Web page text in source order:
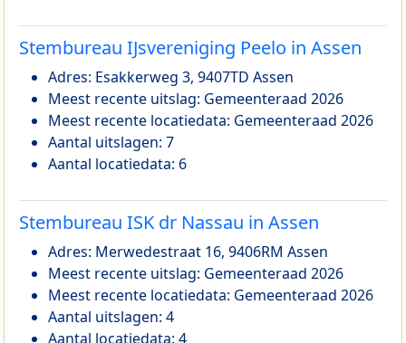
Stembureau IJsvereniging Peelo in Assen
Adres: Esakkerweg 3, 9407TD Assen
Meest recente uitslag: Gemeenteraad 2026
Meest recente locatiedata: Gemeenteraad 2026
Aantal uitslagen: 7
Aantal locatiedata: 6
Stembureau ISK dr Nassau in Assen
Adres: Merwedestraat 16, 9406RM Assen
Meest recente uitslag: Gemeenteraad 2026
Meest recente locatiedata: Gemeenteraad 2026
Aantal uitslagen: 4
Aantal locatiedata: 4